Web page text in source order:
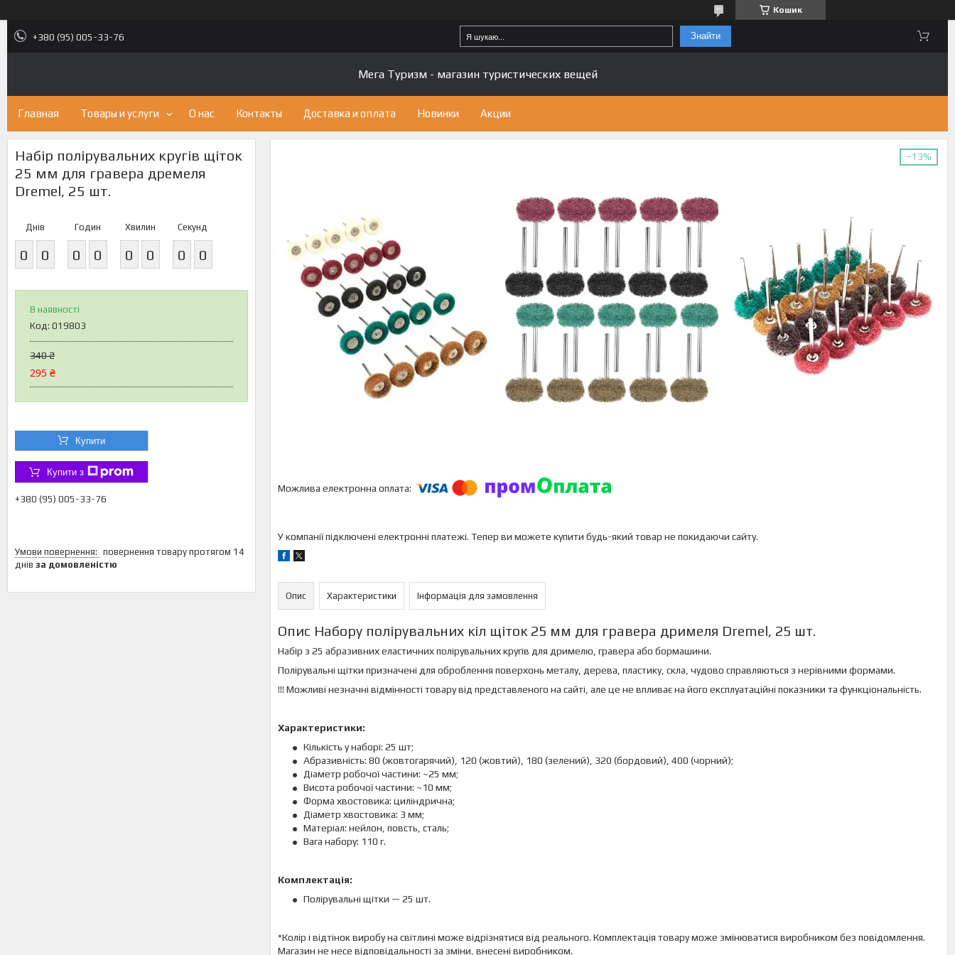
Кошик
+380 (95) 005-33-76 Знайти
Мега Туризм - магазин туристических вещей
Главная Товары и услуги О нас Контакты Доставка и оплата Новинки Акции
Набір полірувальних кругів щіток
25 мм для гравера дремеля
Dremel, 25 шт.
Днів
0 0
Годин
0 0
Хвилин
0 0
Секунд
0 0
В наявності
Код: 019803
340 ₴
295 ₴
Купити
Купити з
+380 (95) 005-33-76
повернення товару протягом 14
днів за домовленістю
–13%
У компанії підключені електронні платежі. Тепер ви можете купити будь-який товар не покидаючи сайту.
Опис Характеристики Інформація для замовлення
Опис Набору полірувальних кіл щіток 25 мм для гравера дримеля Dremel, 25 шт.
Набір з 25 абразивних еластичних полірувальних кругів для дримелю, гравера або бормашини.
Полірувальні щітки призначені для оброблення поверхонь металу, дерева, пластику, скла, чудово справляються з нерівними формами.
!!! Можливі незначні відмінності товару від представленого на сайті, але це не впливає на його експлуатаційні показники та функціональність.
Характеристики:
Кількість у наборі: 25 шт;
Абразивність: 80 (жовтогарячий), 120 (жовтий), 180 (зелений), 320 (бордовий), 400 (чорний);
Діаметр робочої частини: ~25 мм;
Висота робочої частини: ~10 мм;
Форма хвостовика: циліндрична;
Діаметр хвостовика: 3 мм;
Матеріал: нейлон, повсть, сталь;
Вага набору: 110 г.
Комплектація:
Полірувальні щітки — 25 шт.
*Колір і відтінок виробу на світлині може відрізнятися від реального. Комплектація товару може змінюватися виробником без повідомлення.
Магазин не несе відповідальності за зміни, внесені виробником.